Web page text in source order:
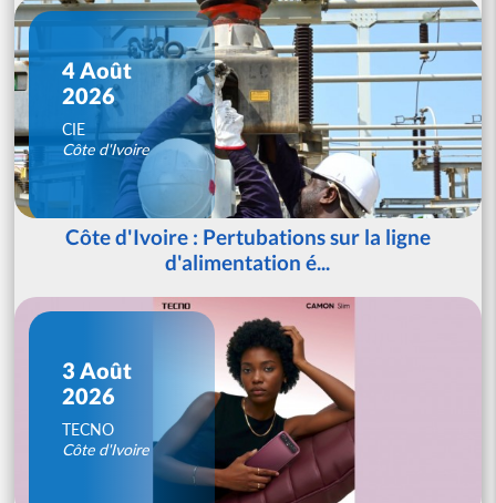
4 Août
2026
CIE
Côte d'Ivoire
Côte d'Ivoire : Pertubations sur la ligne
d'alimentation é...
3 Août
2026
TECNO
Côte d'Ivoire